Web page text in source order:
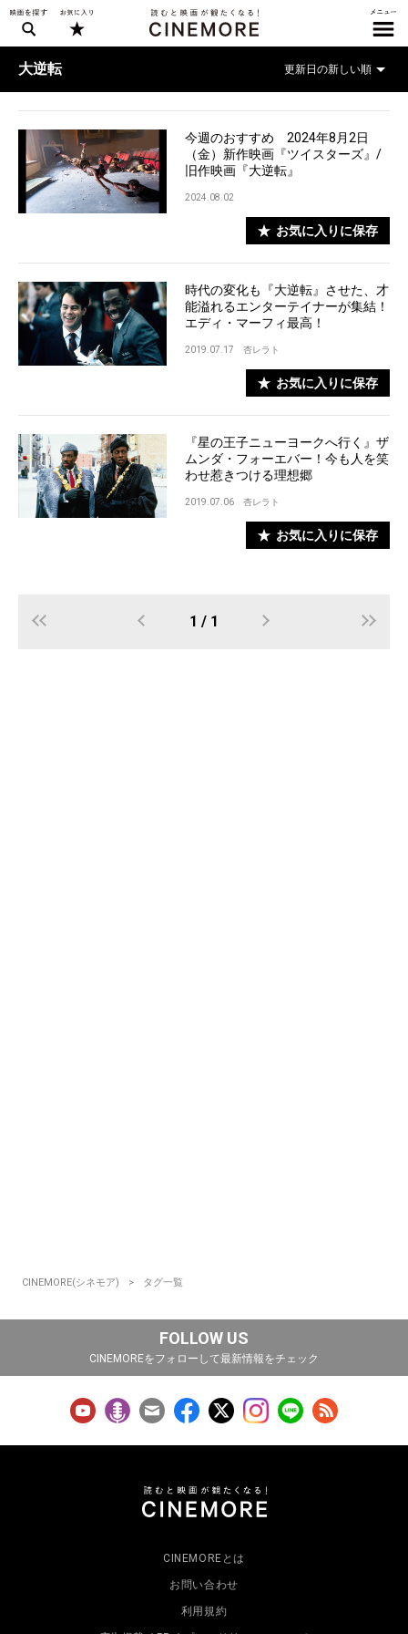
大逆転
今週のおすすめ 2024年8月2日
（金）新作映画『ツイスターズ』/
旧作映画『大逆転』
2024.08.02
お気に入りに保存
時代の変化も『大逆転』させた、才
能溢れるエンターテイナーが集結！
エディ・マーフィ最高！
2019.07.17 杏レラト
お気に入りに保存
『星の王子ニューヨークへ行く』ザ
ムンダ・フォーエバー！今も人を笑
わせ惹きつける理想郷
2019.07.06 杏レラト
お気に入りに保存
1 / 1
CINEMORE(シネモア) タグ一覧
FOLLOW US
CINEMOREをフォローして最新情報をチェック
CINEMOREとは
お問い合わせ
利用規約